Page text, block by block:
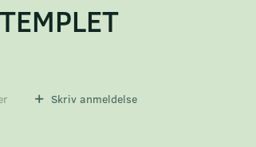
Skriv anmeldelse